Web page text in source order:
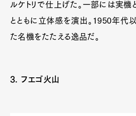
ルケトリで仕上げた。一部には実機
とともに立体感を演出。1950年代
た名機をたたえる逸品だ。
3. フエゴ火山